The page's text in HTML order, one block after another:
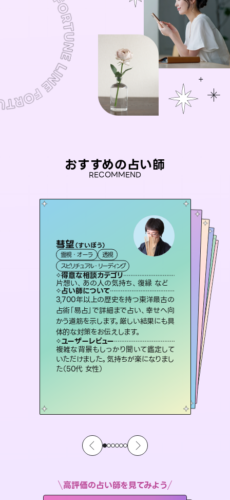
おすすめの占い師
RECOMMEND
彗望（すいぼう）
霊視・オーラ
透視
スピリチュアル・リーディング
得意な相談カテゴリ
片想い、あの人の気持ち、復縁 など
占い師について
3,700年以上の歴史を持つ東洋最古の
占術「易占」で詳細まで占い、幸せへ向
かう道筋を示します。厳しい結果にも具
体的な対策をお伝えします。
ユーザーレビュー
複雑な背景もしっかり聞いて鑑定して
いただけました。気持ちが楽になりまし
た（50代 女性）
アイリス -iris-
西洋占星術 タロット
ルーン
得意な相談カテゴリ
恋愛総合、片想い、二人の未来 など
占い師について
復縁、恋愛、不倫の行方、同性愛や片
思い、仕事関係や借金問題まで知りた
いことや心の負担になっていることを
紐解き、背中をそっと押して導きます。
ユーザーレビュー
安心感のあり、言い切ってくれる所や濁
さない鑑定のおかげで、毎回自分の気
持ちを整えられます（30代 男性）
おう 霊感オラクル
霊視・オーラ
オラクルカード
得意な相談カテゴリ
恋愛総合、あの人の気持ち など
占い師について
霊視×オラクルカードを使って「今」と
「未来」そして「気になるあの人の気持
ち」まで丁寧に読み解き、恋や人生のヒ
ントを優しく引き出します。
ユーザーレビュー
不安な気持ちが嘘みたいに晴れまし
た…！よく視えていらっしゃるんだなと
感じました（40代 女性）
未来視師＊花
霊視・オーラ
スピリチュアル・リーディング
得意な相談カテゴリ
出逢い、片想い、復縁 など
占い師について
未来には何パターンもの選択肢があります。不安で視えにくくなっているあなたの素敵な未来を見つけ、その未来を選択できるようアドバイスします。
ユーザーレビュー
職場の人の性質や人間関係、本心など
本当によく視えていてびっくり。対策が
打てて前向きになれます（40代）
セラピスト理恵
霊視・オーラ
スピリチュアル・リーディング
得意な相談カテゴリ
片想い、二人の未来、年の差 など
占い師について
連絡再開、復縁、成就などの報告実績
多数。セラピストとして2万超の施術経
験があるからこそできる鑑定で、より良
い未来をサポートします。
ユーザーレビュー
とても心温まる鑑定でした。しかもこち
らは何も言っていないのに視えていらっ
しゃるんだなと驚きです（30代女性）
桃源珠羽
霊視・オーラ タロット
スピリチュアル・リーディング
得意な相談カテゴリ
片想い、あの人の気持ち、復縁 など
占い師について
恋愛のお悩みの中でも特に「曖昧な関
係」の相談を得意としており、友達以上
恋人未満なお相手との今後や本音を丁
寧に読み解き恋愛成就へと導きます。
ユーザーレビュー
鑑定していただいてアドバイス通りに行
動すると仲が復活してきました。ありが
とうございました（40代 女性）
高評価の占い師を見てみよう